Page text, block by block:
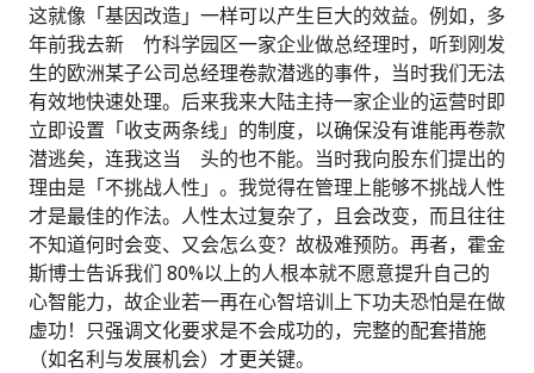
这就像「基因改造」一样可以产生巨大的效益。例如，多
年前我去新 竹科学园区一家企业做总经理时，听到刚发
生的欧洲某子公司总经理卷款潜逃的事件，当时我们无法
有效地快速处理。后来我来大陆主持一家企业的运营时即
立即设置「收支两条线」的制度，以确保没有谁能再卷款
潜逃矣，连我这当 头的也不能。当时我向股东们提出的
理由是「不挑战人性」。我觉得在管理上能够不挑战人性
才是最佳的作法。人性太过复杂了，且会改变，而且往往
不知道何时会变、又会怎么变？故极难预防。再者，霍金
斯博士告诉我们 80%以上的人根本就不愿意提升自己的
心智能力，故企业若一再在心智培训上下功夫恐怕是在做
虚功！只强调文化要求是不会成功的，完整的配套措施
（如名利与发展机会）才更关键。